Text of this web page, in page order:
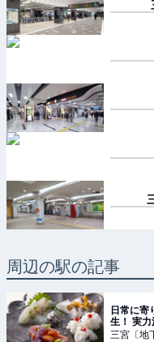
周辺の駅の記事
日常に寄
生！ 実力
トでも楽
三宮〔地